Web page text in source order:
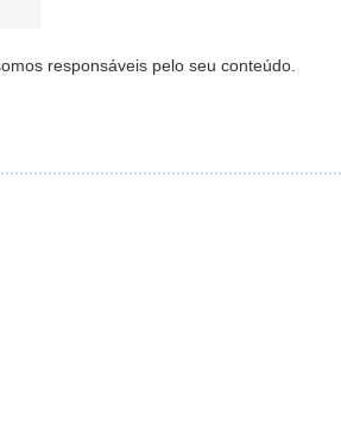
responsáveis pelo seu conteúdo.